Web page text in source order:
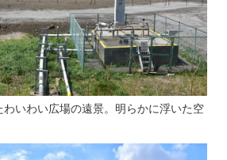
いわい広場の遠景。明らかに浮いた空